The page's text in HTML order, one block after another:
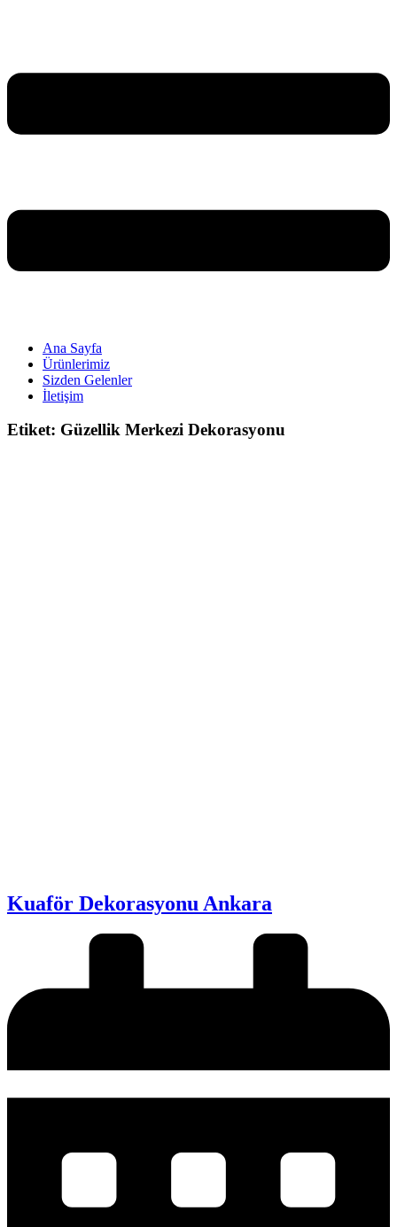
Ana Sayfa
Ürünlerimiz
Sizden Gelenler
İletişim
Etiket: Güzellik Merkezi Dekorasyonu
Kuaför Dekorasyonu Ankara